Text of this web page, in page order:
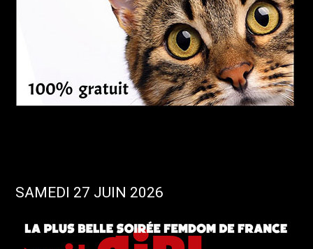
SAMEDI 27 JUIN 2026